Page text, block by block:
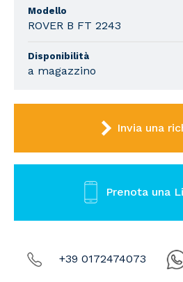
Modello
ROVER B FT 2243
Disponibilità
a magazzino
Invia una
Prenota una
+39 0172474073